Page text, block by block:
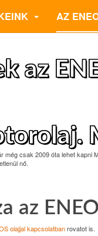
AZ
az
még csak 2009 óta lehet
nő.
az
olajjal kapcsolatbanrovatot is.